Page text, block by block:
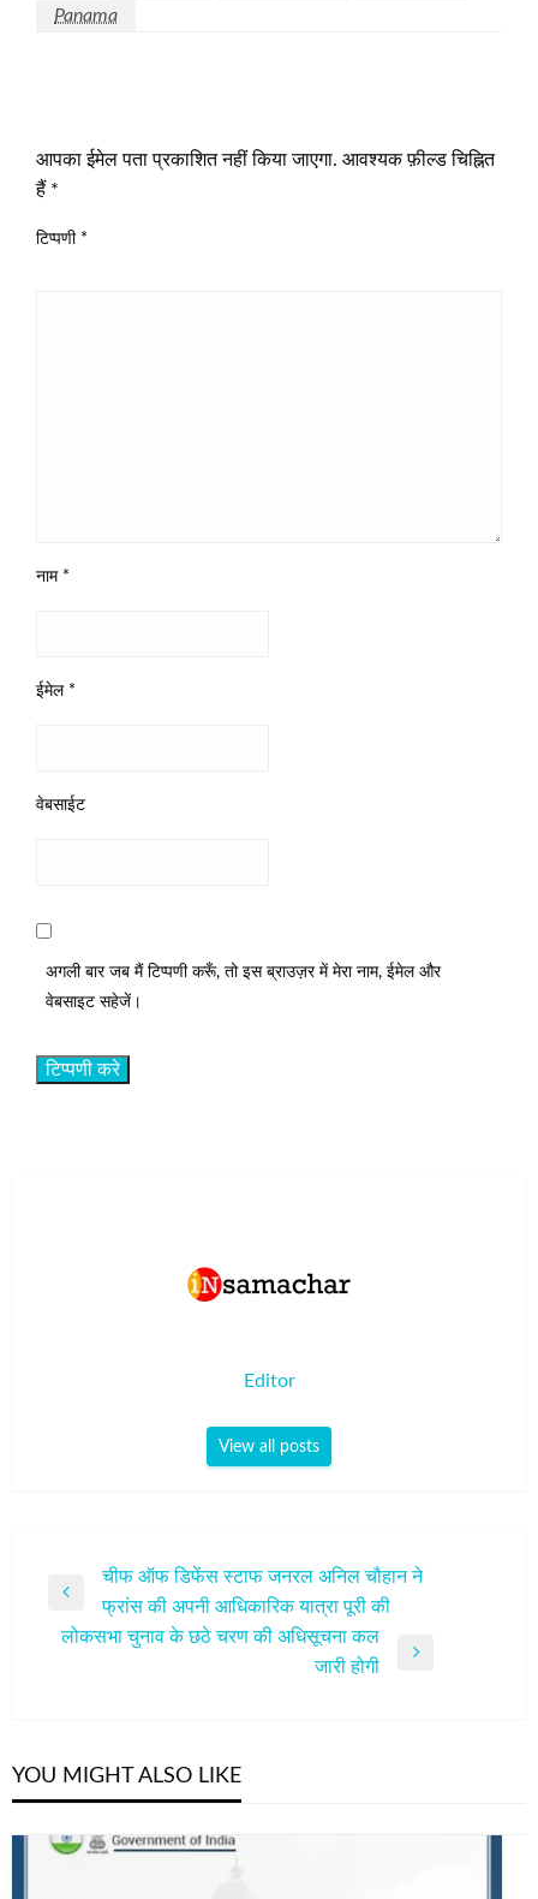
Panama
आपका ईमेल पता प्रकाशित नहीं किया जाएगा. आवश्यक फ़ील्ड चिह्नित
हैं *
टिप्पणी *
नाम *
ईमेल *
वेबसाईट
अगली बार जब मैं टिप्पणी करूँ, तो इस ब्राउज़र में मेरा नाम, ईमेल और
वेबसाइट सहेजें।
Editor
View all posts
नेविगेशन
Previous
Post
चीफ ऑफ डिफेंस स्टाफ जनरल अनिल चौहान ने
फ्रांस की अपनी आधिकारिक यात्रा पूरी की
लोकसभा चुनाव के छठे चरण की अधिसूचना कल
जारी होगी
YOU MIGHT ALSO LIKE